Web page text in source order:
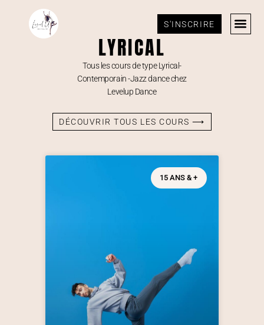
S'INSCRIRE
LYRICAL
Tous les cours de type Lyrical-
Contemporain -Jazz dance chez
Levelup Dance
DÉCOUVRIR TOUS LES COURS ⟶
15 ANS & +